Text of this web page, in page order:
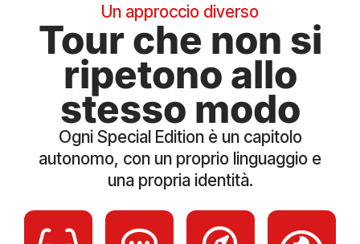
Un approccio diverso
Tour che non si
ripetono allo
stesso modo
Ogni Special Edition è un capitolo
autonomo, con un proprio linguaggio e
una propria identità.